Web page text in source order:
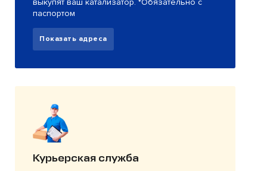
паспортом
Показать адреса
Курьерская служба